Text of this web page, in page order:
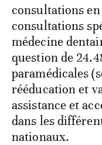
consultations
consultations
médecine
question de
paramédicales
rééducation et
assistance et
dans les
nationaux.